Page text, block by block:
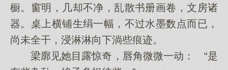
橱。窗明，几却不净，乱散书册画卷，文房诸
器。桌上横铺生绢一幅，不过水墨数点而已，
尚未全干，浸淋淋向下淌些痕迹。
梁廓见她目露惊奇，唇角微微一动： “是